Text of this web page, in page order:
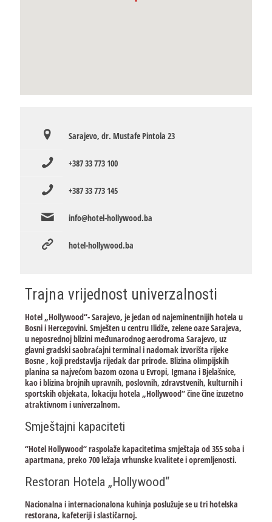
Sarajevo, dr. Mustafe Pintola 23
+387 33 773 100
+387 33 773 145
info@hotel-hollywood.ba
hotel-hollywood.ba
Trajna vrijednost univerzalnosti
Hotel „Hollywood“- Sarajevo, je jedan od najeminentnijih hotela u
Bosni i Hercegovini. Smješten u centru Ilidže, zelene oaze Sarajeva,
u neposrednoj blizini međunarodnog aerodroma Sarajevo, uz
glavni gradski saobraćajni terminal i nadomak izvorišta rijeke
Bosne , koji predstavlja rijedak dar prirode. Blizina olimpijskih
planina sa najvećom bazom ozona u Evropi, Igmana i Bjelašnice,
kao i blizina brojnih upravnih, poslovnih, zdravstvenih, kulturnih i
sportskih objekata, lokaciju hotela „Hollywood“ čine čine izuzetno
atraktivnom i univerzalnom.
Smještajni kapaciteti
“Hotel Hollywood“ raspolaže kapacitetima smještaja od 355 soba i
apartmana, preko 700 ležaja vrhunske kvalitete i opremljenosti.
Restoran Hotela „Hollywood“
Nacionalna i internacionalona kuhinja poslužuje se u tri hotelska
restorana, kafeteriji i slastičarnoj.